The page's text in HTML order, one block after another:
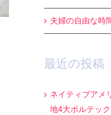
夫婦の自由な時
最近の投稿
ネイティブアメ
地4大ボルテッ